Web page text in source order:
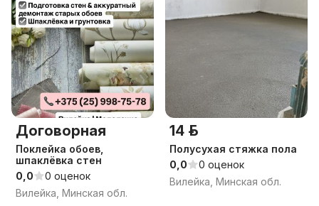
Договорная
Поклейка обоев,
шпаклёвка стен
0,0
0 оценок
Вилейка, Минская обл.
14 р.
Полусухая стяжка пола
0,0
0 оценок
Вилейка, Минская обл.